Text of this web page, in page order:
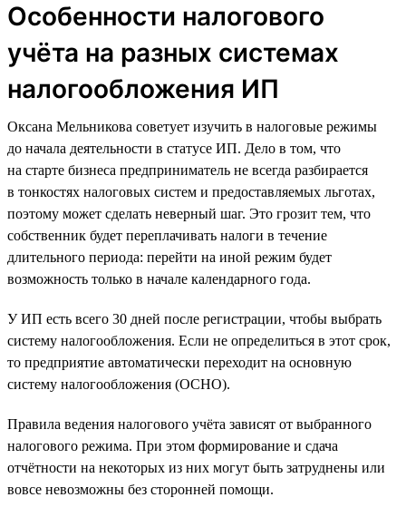
Особенности налогового
учёта на разных системах
налогообложения ИП
Оксана Мельникова советует изучить в налоговые режимы
до начала деятельности в статусе ИП. Дело в том, что
на старте бизнеса предприниматель не всегда разбирается
в тонкостях налоговых систем и предоставляемых льготах,
поэтому может сделать неверный шаг. Это грозит тем, что
собственник будет переплачивать налоги в течение
длительного периода: перейти на иной режим будет
возможность только в начале календарного года.
У ИП есть всего 30 дней после регистрации, чтобы выбрать
систему налогообложения. Если не определиться в этот срок,
то предприятие автоматически переходит на основную
систему налогообложения (ОСНО).
Правила ведения налогового учёта зависят от выбранного
налогового режима. При этом формирование и сдача
отчётности на некоторых из них могут быть затруднены или
вовсе невозможны без сторонней помощи.